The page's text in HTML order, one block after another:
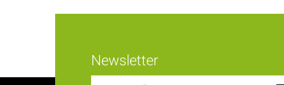
Newsletter